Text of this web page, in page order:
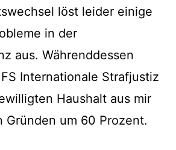
löst leider einige
in der
aus. Währenddessen
Internationale Strafjustiz
Haushalt aus mir
Gründen um 60 Prozent.